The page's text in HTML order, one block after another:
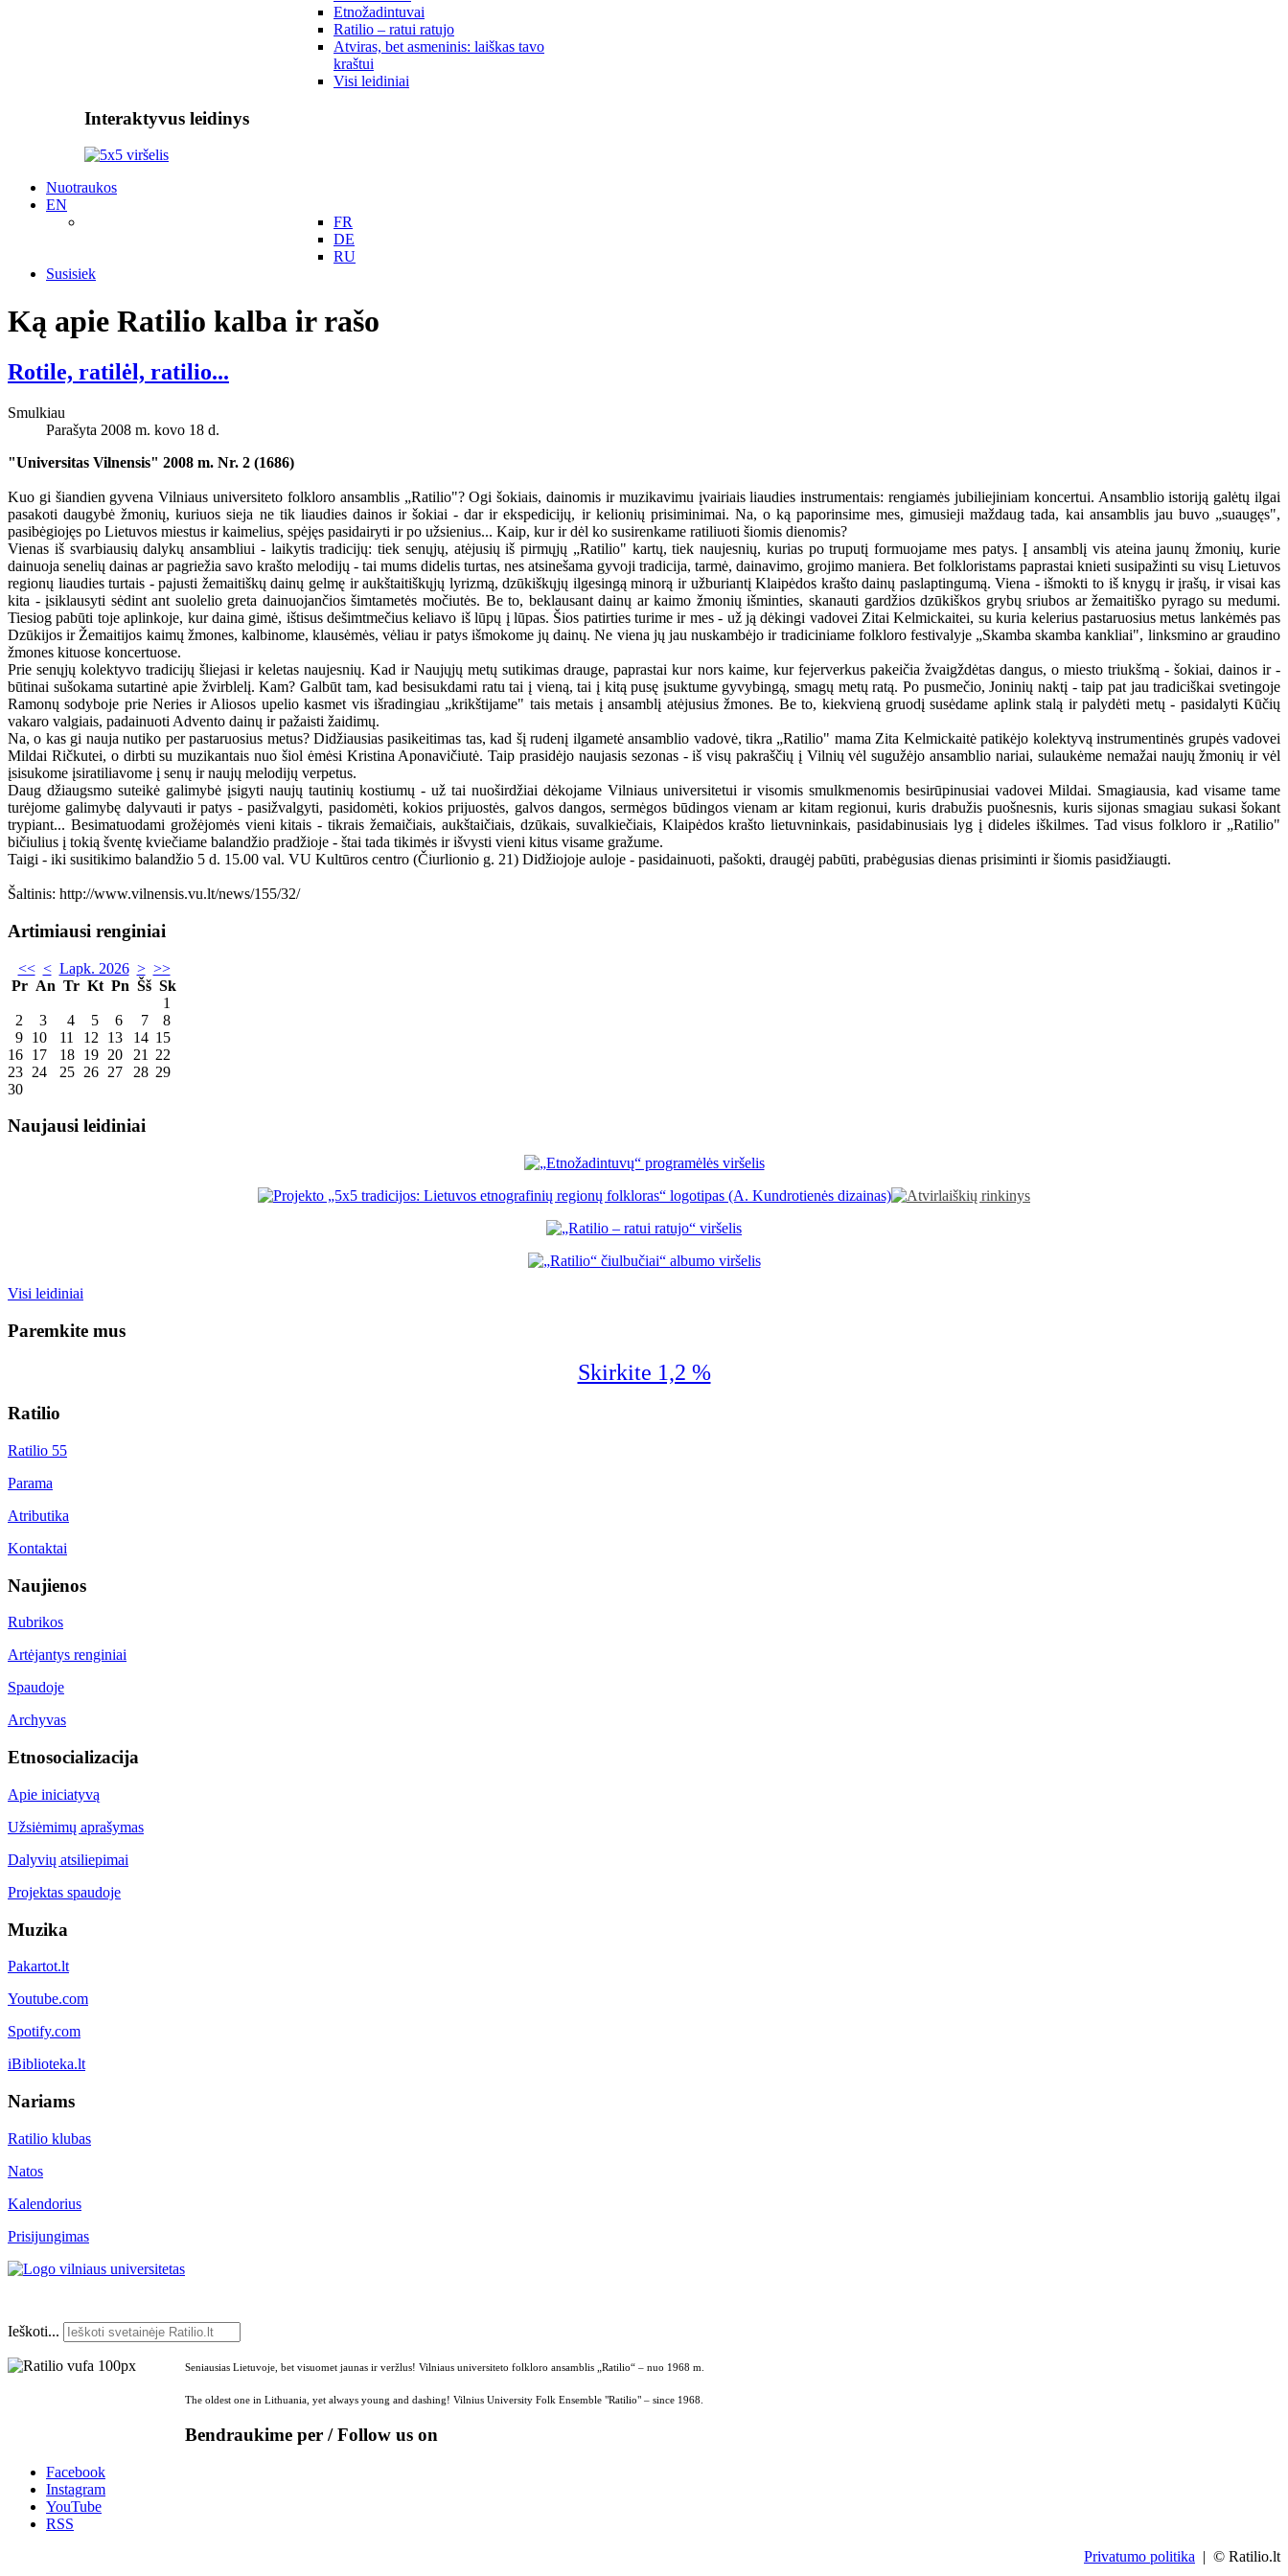
Etnožadintuvai
Ratilio – ratui ratujo
Atviras, bet asmeninis: laiškas tavo
kraštui
Visi leidiniai
Interaktyvus leidinys
Nuotraukos
EN
FR
DE
RU
Susisiek
Ką apie Ratilio kalba ir rašo
Rotile, ratilėl, ratilio...
Smulkiau
Parašyta 2008 m. kovo 18 d.
"Universitas Vilnensis" 2008 m. Nr. 2 (1686)
Kuo gi šiandien gyvena Vilniaus universiteto folkloro ansamblis „Ratilio"? Ogi šokiais, dainomis ir muzikavimu įvairiais liaudies instrumentais: rengiamės jubiliejiniam koncertui. Ansamblio istoriją galėtų ilgai
pasakoti daugybė žmonių, kuriuos sieja ne tik liaudies dainos ir šokiai - dar ir ekspedicijų, ir kelionių prisiminimai. Na, o ką paporinsime mes, gimusieji maždaug tada, kai ansamblis jau buvo „suaugęs",
pasibėgiojęs po Lietuvos miestus ir kaimelius, spėjęs pasidairyti ir po užsienius... Kaip, kur ir dėl ko susirenkame ratiliuoti šiomis dienomis?
Vienas iš svarbiausių dalykų ansambliui - laikytis tradicijų: tiek senųjų, atėjusių iš pirmųjų „Ratilio" kartų, tiek naujesnių, kurias po truputį formuojame mes patys. Į ansamblį vis ateina jaunų žmonių, kurie
dainuoja senelių dainas ar pagriežia savo krašto melodijų - tai mums didelis turtas, nes atsinešama gyvoji tradicija, tarmė, dainavimo, grojimo maniera. Bet folkloristams paprastai knieti susipažinti su visų Lietuvos
regionų liaudies turtais - pajusti žemaitiškų dainų gelmę ir aukštaitiškųjų lyrizmą, dzūkiškųjų ilgesingą minorą ir užburiantį Klaipėdos krašto dainų paslaptingumą. Viena - išmokti to iš knygų ir įrašų, ir visai kas
kita - įsiklausyti sėdint ant suolelio greta dainuojančios šimtametės močiutės. Be to, beklausant dainų ar kaimo žmonių išminties, skanauti gardžios dzūkiškos grybų sriubos ar žemaitiško pyrago su medumi.
Tiesiog pabūti toje aplinkoje, kur daina gimė, ištisus dešimtmečius keliavo iš lūpų į lūpas. Šios patirties turime ir mes - už ją dėkingi vadovei Zitai Kelmickaitei, su kuria kelerius pastaruosius metus lankėmės pas
Dzūkijos ir Žemaitijos kaimų žmones, kalbinome, klausėmės, vėliau ir patys išmokome jų dainų. Ne viena jų jau nuskambėjo ir tradiciniame folkloro festivalyje „Skamba skamba kankliai", linksmino ar graudino
žmones kituose koncertuose.
Prie senųjų kolektyvo tradicijų šliejasi ir keletas naujesnių. Kad ir Naujųjų metų sutikimas drauge, paprastai kur nors kaime, kur fejerverkus pakeičia žvaigždėtas dangus, o miesto triukšmą - šokiai, dainos ir -
būtinai sušokama sutartinė apie žvirblelį. Kam? Galbūt tam, kad besisukdami ratu tai į vieną, tai į kitą pusę įsuktume gyvybingą, smagų metų ratą. Po pusmečio, Joninių naktį - taip pat jau tradiciškai svetingoje
Ramonų sodyboje prie Neries ir Aliosos upelio kasmet vis išradingiau „krikštijame" tais metais į ansamblį atėjusius žmones. Be to, kiekvieną gruodį susėdame aplink stalą ir palydėti metų - pasidalyti Kūčių
vakaro valgiais, padainuoti Advento dainų ir pažaisti žaidimų.
Na, o kas gi nauja nutiko per pastaruosius metus? Didžiausias pasikeitimas tas, kad šį rudenį ilgametė ansamblio vadovė, tikra „Ratilio" mama Zita Kelmickaitė patikėjo kolektyvą instrumentinės grupės vadovei
Mildai Ričkutei, o dirbti su muzikantais nuo šiol ėmėsi Kristina Aponavičiutė. Taip prasidėjo naujasis sezonas - iš visų pakraščių į Vilnių vėl sugužėjo ansamblio nariai, sulaukėme nemažai naujų žmonių ir vėl
įsisukome įsiratiliavome į senų ir naujų melodijų verpetus.
Daug džiaugsmo suteikė galimybė įsigyti naujų tautinių kostiumų - už tai nuoširdžiai dėkojame Vilniaus universitetui ir visomis smulkmenomis besirūpinusiai vadovei Mildai. Smagiausia, kad visame tame
turėjome galimybę dalyvauti ir patys - pasižvalgyti, pasidomėti, kokios prijuostės, galvos dangos, sermėgos būdingos vienam ar kitam regionui, kuris drabužis puošnesnis, kuris sijonas smagiau sukasi šokant
trypiant... Besimatuodami grožėjomės vieni kitais - tikrais žemaičiais, aukštaičiais, dzūkais, suvalkiečiais, Klaipėdos krašto lietuvninkais, pasidabinusiais lyg į dideles iškilmes. Tad visus folkloro ir „Ratilio"
bičiulius į tokią šventę kviečiame balandžio pradžioje - štai tada tikimės ir išvysti vieni kitus visame gražume.
Taigi - iki susitikimo balandžio 5 d. 15.00 val. VU Kultūros centro (Čiurlionio g. 21) Didžiojoje auloje - pasidainuoti, pašokti, draugėj pabūti, prabėgusias dienas prisiminti ir šiomis pasidžiaugti.
Šaltinis: http://www.vilnensis.vu.lt/news/155/32/
Artimiausi renginiai
<< < Lapk. 2026 > >>
Pr An Tr Kt Pn Šš Sk
1
2
3 4 5 6 7
8
9 10 11 12 13 14 15
16 17 18 19 20 21
22
23 24 25 26 27 28 29
30
Naujausi leidiniai
Visi leidiniai
Paremkite mus
Skirkite 1,2 %
Ratilio
Ratilio 55
Parama
Atributika
Kontaktai
Naujienos
Rubrikos
Artėjantys renginiai
Spaudoje
Archyvas
Etnosocializacija
Apie iniciatyvą
Užsiėmimų aprašymas
Dalyvių atsiliepimai
Projektas spaudoje
Muzika
Pakartot.lt
Youtube.com
Spotify.com
iBiblioteka.lt
Nariams
Ratilio klubas
Natos
Kalendorius
Prisijungimas
Ieškoti...
Seniausias Lietuvoje, bet visuomet jaunas ir veržlus! Vilniaus universiteto folkloro ansamblis „Ratilio“ – nuo 1968 m.
The oldest one in Lithuania, yet always young and dashing! Vilnius University Folk Ensemble "Ratilio" – since 1968.
Bendraukime per / Follow us on
Facebook
Instagram
YouTube
RSS
Privatumo politika | © Ratilio.lt